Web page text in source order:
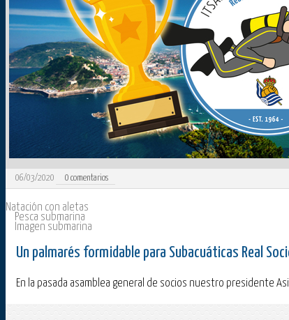
06/03/2020 0 comentarios
Natación con aletas
Pesca submarina
Imagen submarina
Un palmarés formidable para Subacuáticas Real
En la pasada asamblea general de socios nuestro presidente